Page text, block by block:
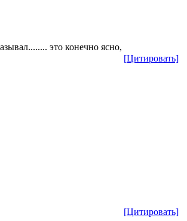
[Цитировать]
это конечно ясно,
[Цитировать]